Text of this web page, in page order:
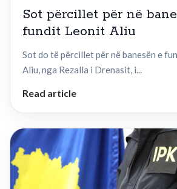
Sot përcillet për në
fundit Leonit Aliu
Sot do të përcillet për në banesën e
Aliu, nga Rezalla i Drenasit, i...
Read article